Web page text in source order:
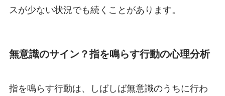
スが少ない状況でも続くことがあります。
無意識のサイン？指を鳴らす行動の心理分析
指を鳴らす行動は、しばしば無意識のうちに行わ